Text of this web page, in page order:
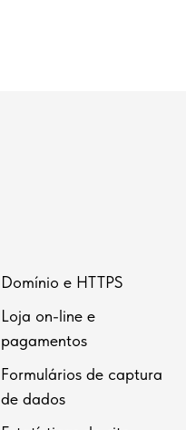
Domínio e HTTPS
Loja on-line e
pagamentos
Formulários de captura
de dados